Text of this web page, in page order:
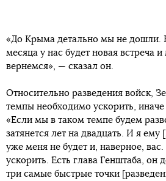
«До Крыма детально мы не дошли.
месяца у нас будет новая встреча
вернемся», — сказал он.
Относительно разведения войск,
темпы необходимо ускорить, иначе
«Если мы в таком темпе будем
затянется лет на двадцать. И я ему
уже меня не будет и, наверное,
ускорить. Есть глава Генштаба, он
три самые быстрые точки